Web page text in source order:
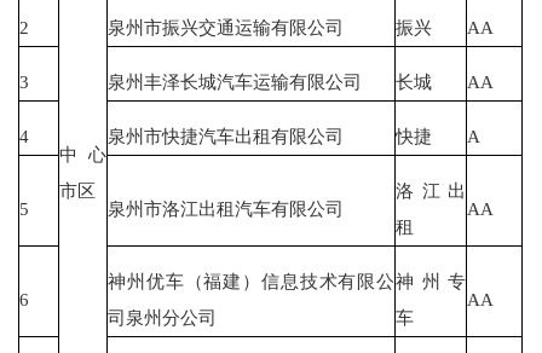
中心
市区
2 泉州市振兴交通运输有限公司 振兴 AA
3 泉州丰泽长城汽车运输有限公司 长城 AA
4 泉州市快捷汽车出租有限公司 快捷 A
5 泉州市洛江出租汽车有限公司
洛江出
租
AA
6
神州优车（福建）信息技术有限公
司泉州分公司
神州专
车
AA